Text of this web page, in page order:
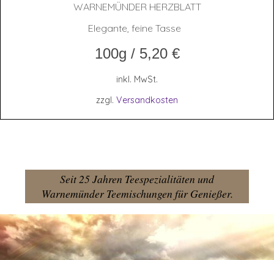
WAR­NE­MÜN­DER HERZBLATT
Elegante, feine Tasse
100g / 5,20 €
inkl. MwSt.
zzgl. Versandkosten
Seit 25 Jahren Teespezialitäten und
Warnemünder Teemischungen für Genießer.